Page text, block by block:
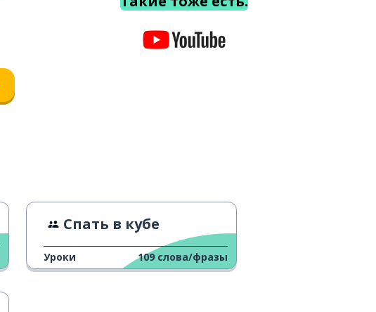
Спать в кубе
Уроки 109 слова/фразы